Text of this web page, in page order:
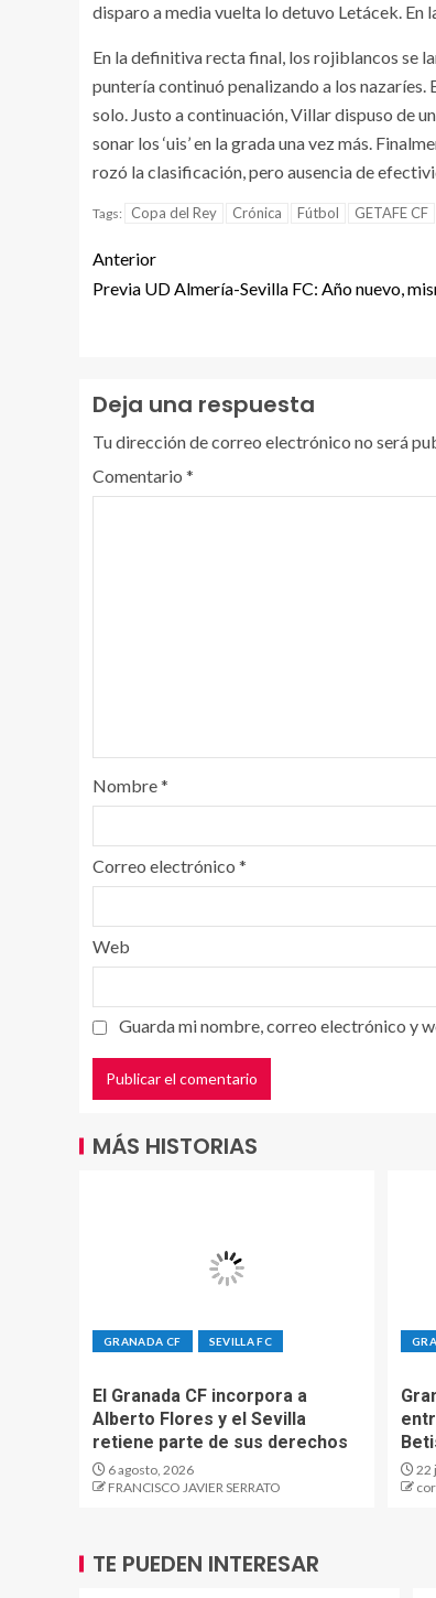
disparo a media vuelta lo detuvo Letácek. En
En la definitiva recta final, los rojiblancos se
puntería continuó penalizando a los
solo. Justo a continuación, Villar dispuso de
sonar los ‘uis’ en la grada una vez más.
rozó la clasificación, pero ausencia de
Tags: Copa del Rey Crónica Fútbol GETAFE CF
Anterior
Previa UD Almería-Sevilla FC: Año nuevo,
Deja una respuesta
Tu dirección de correo electrónico no será
Comentario *
Nombre*
Correo electrónico *
Web
Guarda mi nombre, correo electrónico y
MÁS HISTORIAS
GRANADA CF SEVILLA FC
El Granada CF incorpora a
Alberto Flores y el Sevilla
retiene parte de sus derechos
6 agosto, 2026
FRANCISCO JAVIER SERRATO
22
TE PUEDEN INTERESAR